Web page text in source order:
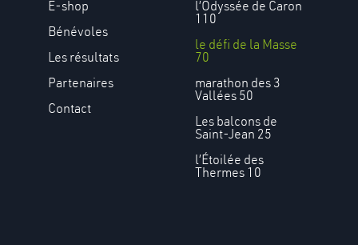
E-shop
Bénévoles
Les résultats
Partenaires
Contact
l’Odyssée de Caron
110
le défi de la Masse
70
marathon des 3
Vallées 50
Les balcons de
Saint-Jean 25
l’Étoilée des
Thermes 10